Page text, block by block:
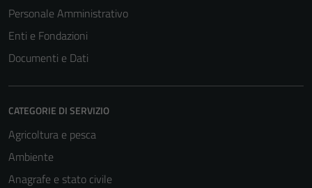
Personale Amministrativo
Enti e Fondazioni
Documenti e Dati
CATEGORIE DI SERVIZIO
Agricoltura e pesca
Ambiente
Anagrafe e stato civile